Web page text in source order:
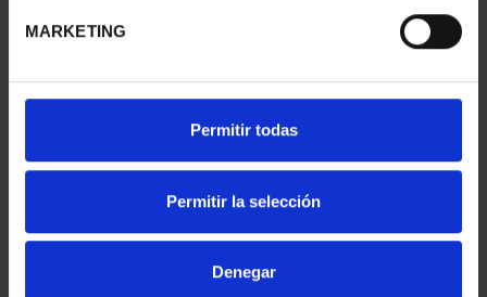
MARKETING
Permitir todas
Permitir la selección
Denegar
AWARDS 2012 JUAN
NAVARR...